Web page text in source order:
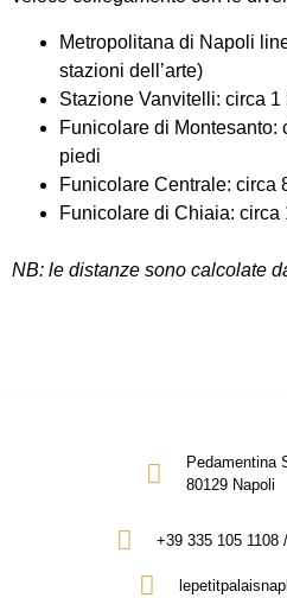
Metropolitana di Napoli
stazioni dell’arte)
Stazione Vanvitelli: circa
Funicolare di Montesanto:
piedi
Funicolare Centrale: circa
Funicolare di Chiaia: circa
NB: le distanze sono calcolate
Pedamentina
80129 Napoli
+39 335 105 1108